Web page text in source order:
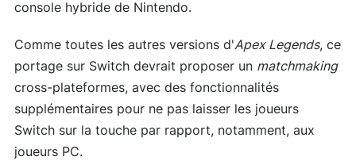
console hybride de Nintendo.
Comme toutes les autres versions d'Apex Legends, ce
portage sur Switch devrait proposer un matchmaking
cross-plateformes, avec des fonctionnalités
supplémentaires pour ne pas laisser les joueurs
Switch sur la touche par rapport, notamment, aux
joueurs PC.